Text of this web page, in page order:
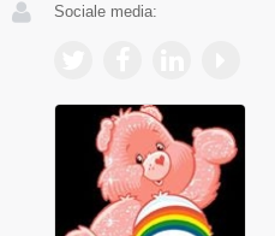
Sociale media: